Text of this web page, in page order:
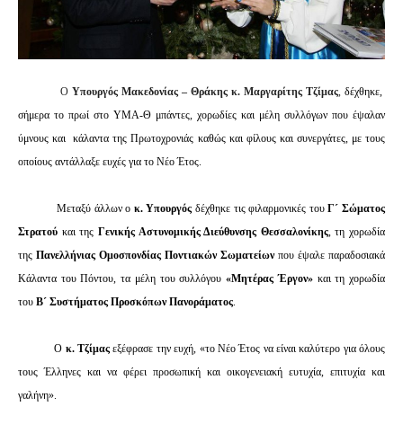
ΟΥπουργός Μακεδονίας – Θράκης κ. Μαργαρίτης Τζίμας,δέχθηκε,
σήμερα το πρωί στο ΥΜΑ-Θ μπάντες, χορωδίες και μέλη συλλόγων που έψαλαν
ύμνους και κάλαντα της Πρωτοχρονιάς καθώς και φίλους και συνεργάτες, με τους
οποίους αντάλλαξε ευχές για το Νέο Έτος.
Μεταξύ άλλων ο κ. Υπουργόςδέχθηκε τις φιλαρμονικές τουΓ´ Σώματος
Στρατού και της Γενικής Αστυνομικής Διεύθυνσης Θεσσαλονίκης, τη χορωδία
της Πανελλήνιας Ομοσπονδίας Ποντιακών Σωματείωνπου έψαλε παραδοσιακά
Κάλαντα του Πόντου, τα μέλη του συλλόγου«Μητέρας Έργον» και τη χορωδία
του Β´ Συστήματος Προσκόπων Πανοράματος.
Ο κ. Τζίμας εξέφρασε την ευχή, «το Νέο Έτος να είναι καλύτερο για όλους
τους Έλληνες και να φέρει προσωπική και οικογενειακή ευτυχία, επιτυχία και
γαλήνη».